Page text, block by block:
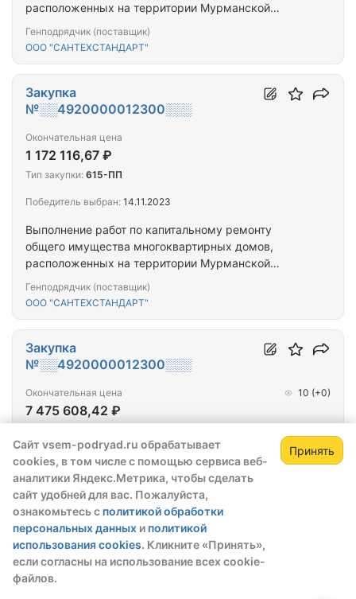
Сайт vsem-podryad.ru обрабатывает
cookies, в том числе с помощью сервиса веб-
аналитики Яндекс.Метрика, чтобы сделать
сайт удобней для вас. Пожалуйста,
ознакомьтесь с политикой обработки
персональных данных и политикой
использования cookies. Кликните «Принять»,
если согласны на использование всех cookie-
файлов.
Принять
расположенных на территории Мурманской
Генподрядчик (поставщик)
ООО "САНТЕХСТАНДАРТ"
Выполнение работ по капитальному ремонту
общего имущества многоквартирных домов,
расположенных на территории Мурманской
Генподрядчик (поставщик)
ООО "САНТЕХСТАНДАРТ"
Закупка
№░░4920000012300░░░
Окончательная цена
1 172 116,67 ₽
Тип закупки: 615-ПП
Победитель выбран: 14.11.2023
Оказание услуг и (или) выполнение работ по
оценке технического состояния многоквартирных
домов, разработке проектной документации на
проведение капитального ремонта общего
имущества многоквартирных домов,
капитальному ремонту общего имущества
многоквартирных домов (ПРОЕКТ+СМР) (г.
Генподрядчик (поставщик)
ООО "КРИТ ПЛЮС"
Закупка
№░░4920000012300░░░
Окончательная цена
7 475 608,42 ₽
10 (+0)
Победитель выбран:11.10.2023
Зарегистрируйтесь,
чтобы открыть сведения о закупке
скрытые данные станут доступны после
регистрации или входа в профиль
Зарегистрироваться Войти